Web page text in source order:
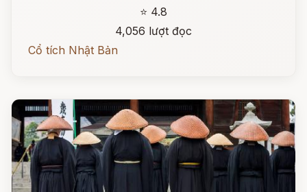
⭐ 4.8
4,056 lượt đọc
Cổ tích Nhật Bản